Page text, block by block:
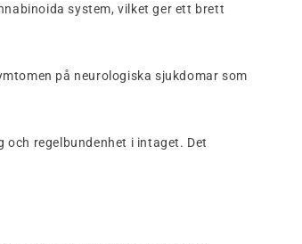
system, vilket ger ett brett
på neurologiska sjukdomar som
regelbundenhet i intaget. Det